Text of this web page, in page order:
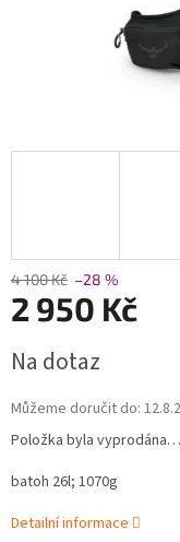
4 100 Kč –28 %
2 950 Kč
cena:
Na dotaz
Můžeme doručit do:
Položka byla vyprodána…
batoh 26l; 1070g
Detailní informace